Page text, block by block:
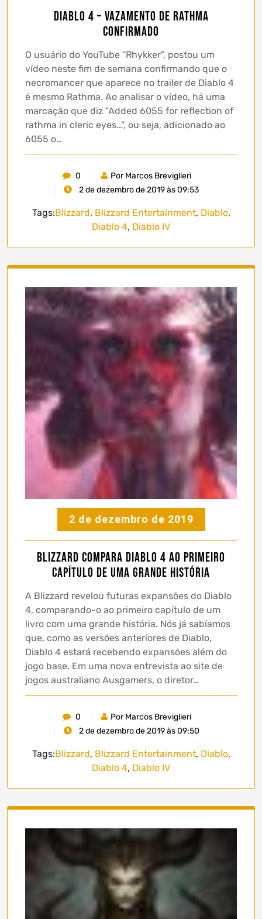
Diablo 4 – Vazamento de Rathma
confirmado
O usuário do YouTube “Rhykker”, postou um
vídeo neste fim de semana confirmando que o
necromancer que aparece no trailer de Diablo 4
é mesmo Rathma. Ao analisar o vídeo, há uma
marcação que diz “Added 6055 for reflection of
rathma in cleric eyes…”, ou seja, adicionado ao
6055 o…
0
Por Marcos Breviglieri
2 de dezembro de 2019 às 09:53
Tags:Blizzard, Blizzard Entertainment, Diablo,
Diablo 4, Diablo IV
2 de dezembro de 2019
Blizzard compara Diablo 4 ao primeiro
capítulo de uma grande história
A Blizzard revelou futuras expansões do Diablo
4, comparando-o ao primeiro capítulo de um
livro com uma grande história. Nós já sabíamos
que, como as versões anteriores de Diablo,
Diablo 4 estará recebendo expansões além do
jogo base. Em uma nova entrevista ao site de
jogos australiano Ausgamers, o diretor…
0
Por Marcos Breviglieri
2 de dezembro de 2019 às 09:50
Tags:Blizzard, Blizzard Entertainment, Diablo,
Diablo 4, Diablo IV